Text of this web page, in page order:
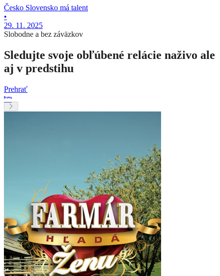
Česko Slovensko má talent
•
29. 11. 2025
Slobodne a bez záväzkov
Sledujte svoje obľúbené relácie naživo ale
aj v predstihu
Prehrať